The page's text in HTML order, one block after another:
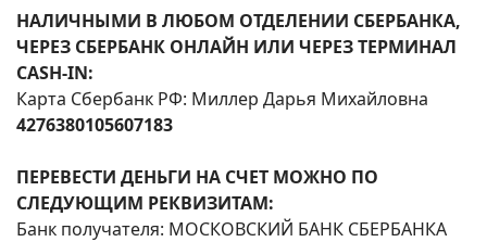
НАЛИЧНЫМИ В ЛЮБОМ ОТДЕЛЕНИИ СБЕРБАНКА,
ЧЕРЕЗ СБЕРБАНК ОНЛАЙН ИЛИ ЧЕРЕЗ ТЕРМИНАЛ
CASH-IN:
Карта Сбербанк РФ: Миллер Дарья Михайловна
4276380105607183
ПЕРЕВЕСТИ ДЕНЬГИ НА СЧЕТ МОЖНО ПО
СЛЕДУЮЩИМ РЕКВИЗИТАМ:
Банк получателя: МОСКОВСКИЙ БАНК СБЕРБАНКА